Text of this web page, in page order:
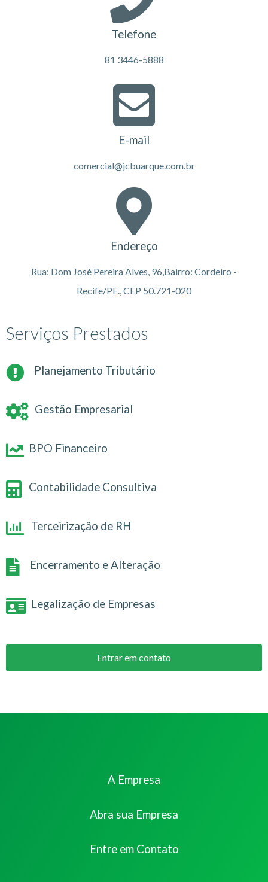
Telefone
81 3446-5888
E-mail
comercial@jcbuarque.com.br
Endereço
Rua: Dom José Pereira Alves, 96,Bairro: Cordeiro -
Recife/PE., CEP 50.721-020
Serviços Prestados
Planejamento Tributário
Gestão Empresarial
BPO Financeiro
Contabilidade Consultiva
Terceirização de RH
Encerramento e Alteração
Legalização de Empresas
Entrar em contato
A Empresa
Abra sua Empresa
Entre em Contato